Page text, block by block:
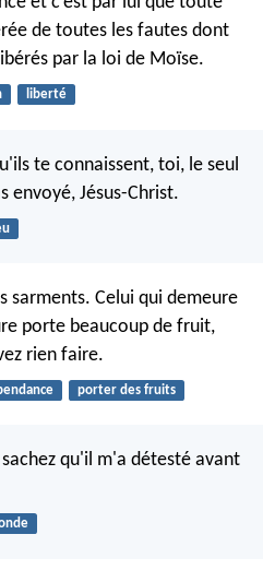
de toutes les fautes dont
par la loi de Moïse.
liberté
te connaissent, toi, le seul
envoyé, Jésus-Christ.
sarments. Celui qui demeure
porte beaucoup de fruit,
rien faire.
porter des fruits
qu'il m'a détesté avant